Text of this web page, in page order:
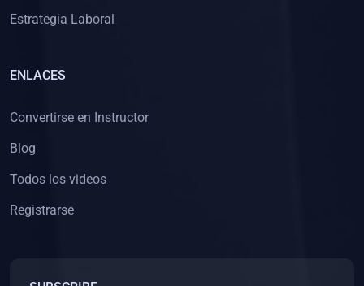
Estrategia Laboral
ENLACES
Convertirse en Instructor
Blog
Todos los videos
Registrarse